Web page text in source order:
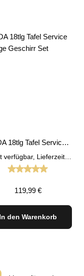
von 5 von 5 Sternen
18tlg Tafel Service
Durchschnittliche
Regulärer Preis:
119,99 €
In den Warenkorb